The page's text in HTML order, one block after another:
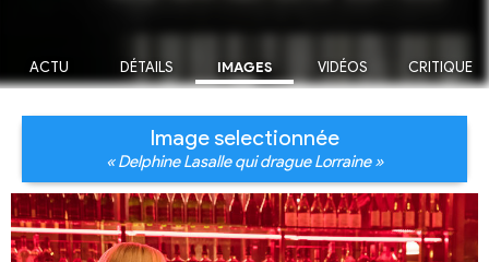
ACTU DÉTAILS IMAGES VIDÉOS CRITIQUE
Image selectionnée
« Delphine Lasalle qui drague Lorraine »